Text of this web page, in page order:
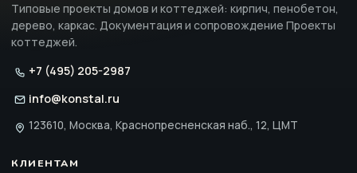
Типовые проекты домов и коттеджей: кирпич, пенобетон,
дерево, каркас. Документация и сопровождение Проекты
коттеджей.
+7 (495) 205-2987
info@konstal.ru
123610, Москва, Краснопресненская наб., 12, ЦМТ
КЛИЕНТАМ